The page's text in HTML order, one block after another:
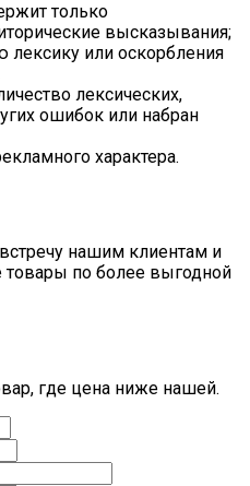
только
высказывания;
лексику или оскорбления
лексических,
ошибок или набран
характера.
нашим клиентам и
по более выгодной
где цена ниже нашей.